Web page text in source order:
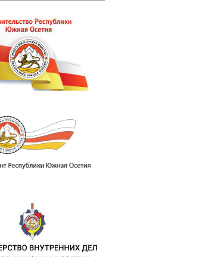
отношений с
с представителями
мероприятиях в связи с 46-